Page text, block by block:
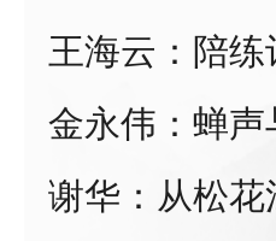
王海云：陪练
金永伟：蝉声
谢华：从松花